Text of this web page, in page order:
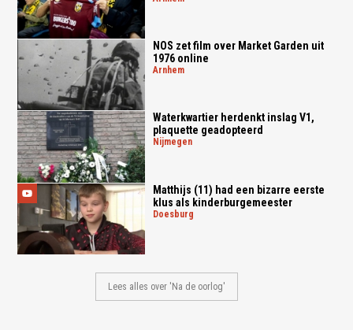
NOS zet film over Market Garden uit
1976 online
arnhem
Waterkwartier herdenkt inslag V1,
plaquette geadopteerd
nijmegen
Matthijs (11) had een bizarre eerste
klus als kinderburgemeester
doesburg
Lees alles over 'Na de oorlog'